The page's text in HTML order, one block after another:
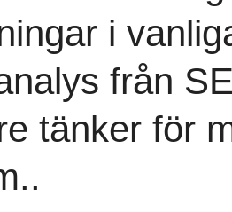
i
från
tänker för